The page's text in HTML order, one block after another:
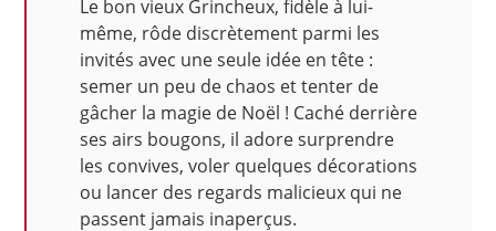
Le bon vieux Grincheux, fidèle à lui-
même, rôde discrètement parmi les
invités avec une seule idée en tête :
semer un peu de chaos et tenter de
gâcher la magie de Noël ! Caché derrière
ses airs bougons, il adore surprendre
les convives, voler quelques décorations
ou lancer des regards malicieux qui ne
passent jamais inaperçus.